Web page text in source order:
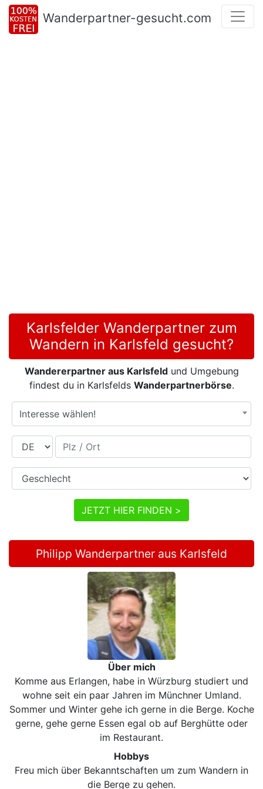
Wanderpartner-gesucht.com
Karlsfelder Wanderpartner zum
Wandern in Karlsfeld gesucht?
Wandererpartner aus Karlsfeldund Umgebung
findest du in Karlsfelds Wanderpartnerbörse.
Interesse wählen!
Land Plz / Ort
Geschlecht
JETZT HIER FINDEN >
Philipp Wanderpartner aus Karlsfeld
Über mich
Komme aus Erlangen, habe in Würzburg studiert und
wohne seit ein paar Jahren im Münchner Umland.
Sommer und Winter gehe ich gerne in die Berge. Koche
gerne, gehe gerne Essen egal ob auf Berghütte oder
im Restaurant.
Hobbys
Freu mich über Bekanntschaften um zum Wandern in
die Berge zu gehen.